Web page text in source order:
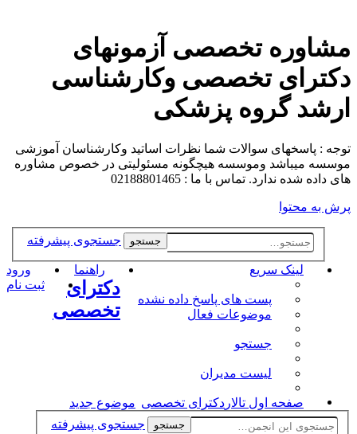
مشاوره تخصصی آزمونهای
دکترای تخصصی وکارشناسی
ارشد گروه پزشکی
توجه : پاسخهای سوالات شما نظرات اساتید وکارشناسان آموزشی
موسسه میباشد وموسسه هیچگونه مسئولیتی در خصوص مشاوره
های داده شده ندارد. تماس با ما : 02188801465
پرش به محتوا
جستجو جستجوی پیشرفته
لینک سریع
پست های پاسخ داده نشده
موضوعات فعال
جستجو
لیست مدیران
راهنما
ورود
ثبت نام
صفحه اول تالار دکترای تخصصی
دکترای
تخصصی
موضوع جدید
جستجو جستجوی پیشرفته